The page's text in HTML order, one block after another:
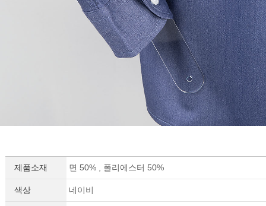
제품소재 면 50% , 폴리에스터 50%
색상 네이비